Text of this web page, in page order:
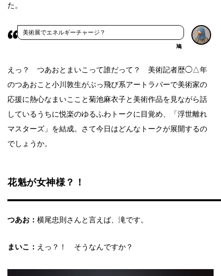
た。
美術展でエネルギーチャージ？
鳩
えっ？ つあおとまいこって誰だって？ 美術記者歴◯△年
のつあおこと小川敦生がぶっ飛び系アートラバーで美術家の
応援に熱心なまいここと菊池麻衣子と美術作品を見ながら話
しているうちに悦楽のゆるふわトークに目覚め、「浮世離れ
マスターズ」を結成。さて今日はどんなトークが展開するの
でしょうか。
花魁が女神様？！
つあお： 横尾忠則さんと言えば、滝です。
まいこ： えっ？！ そうなんですか？